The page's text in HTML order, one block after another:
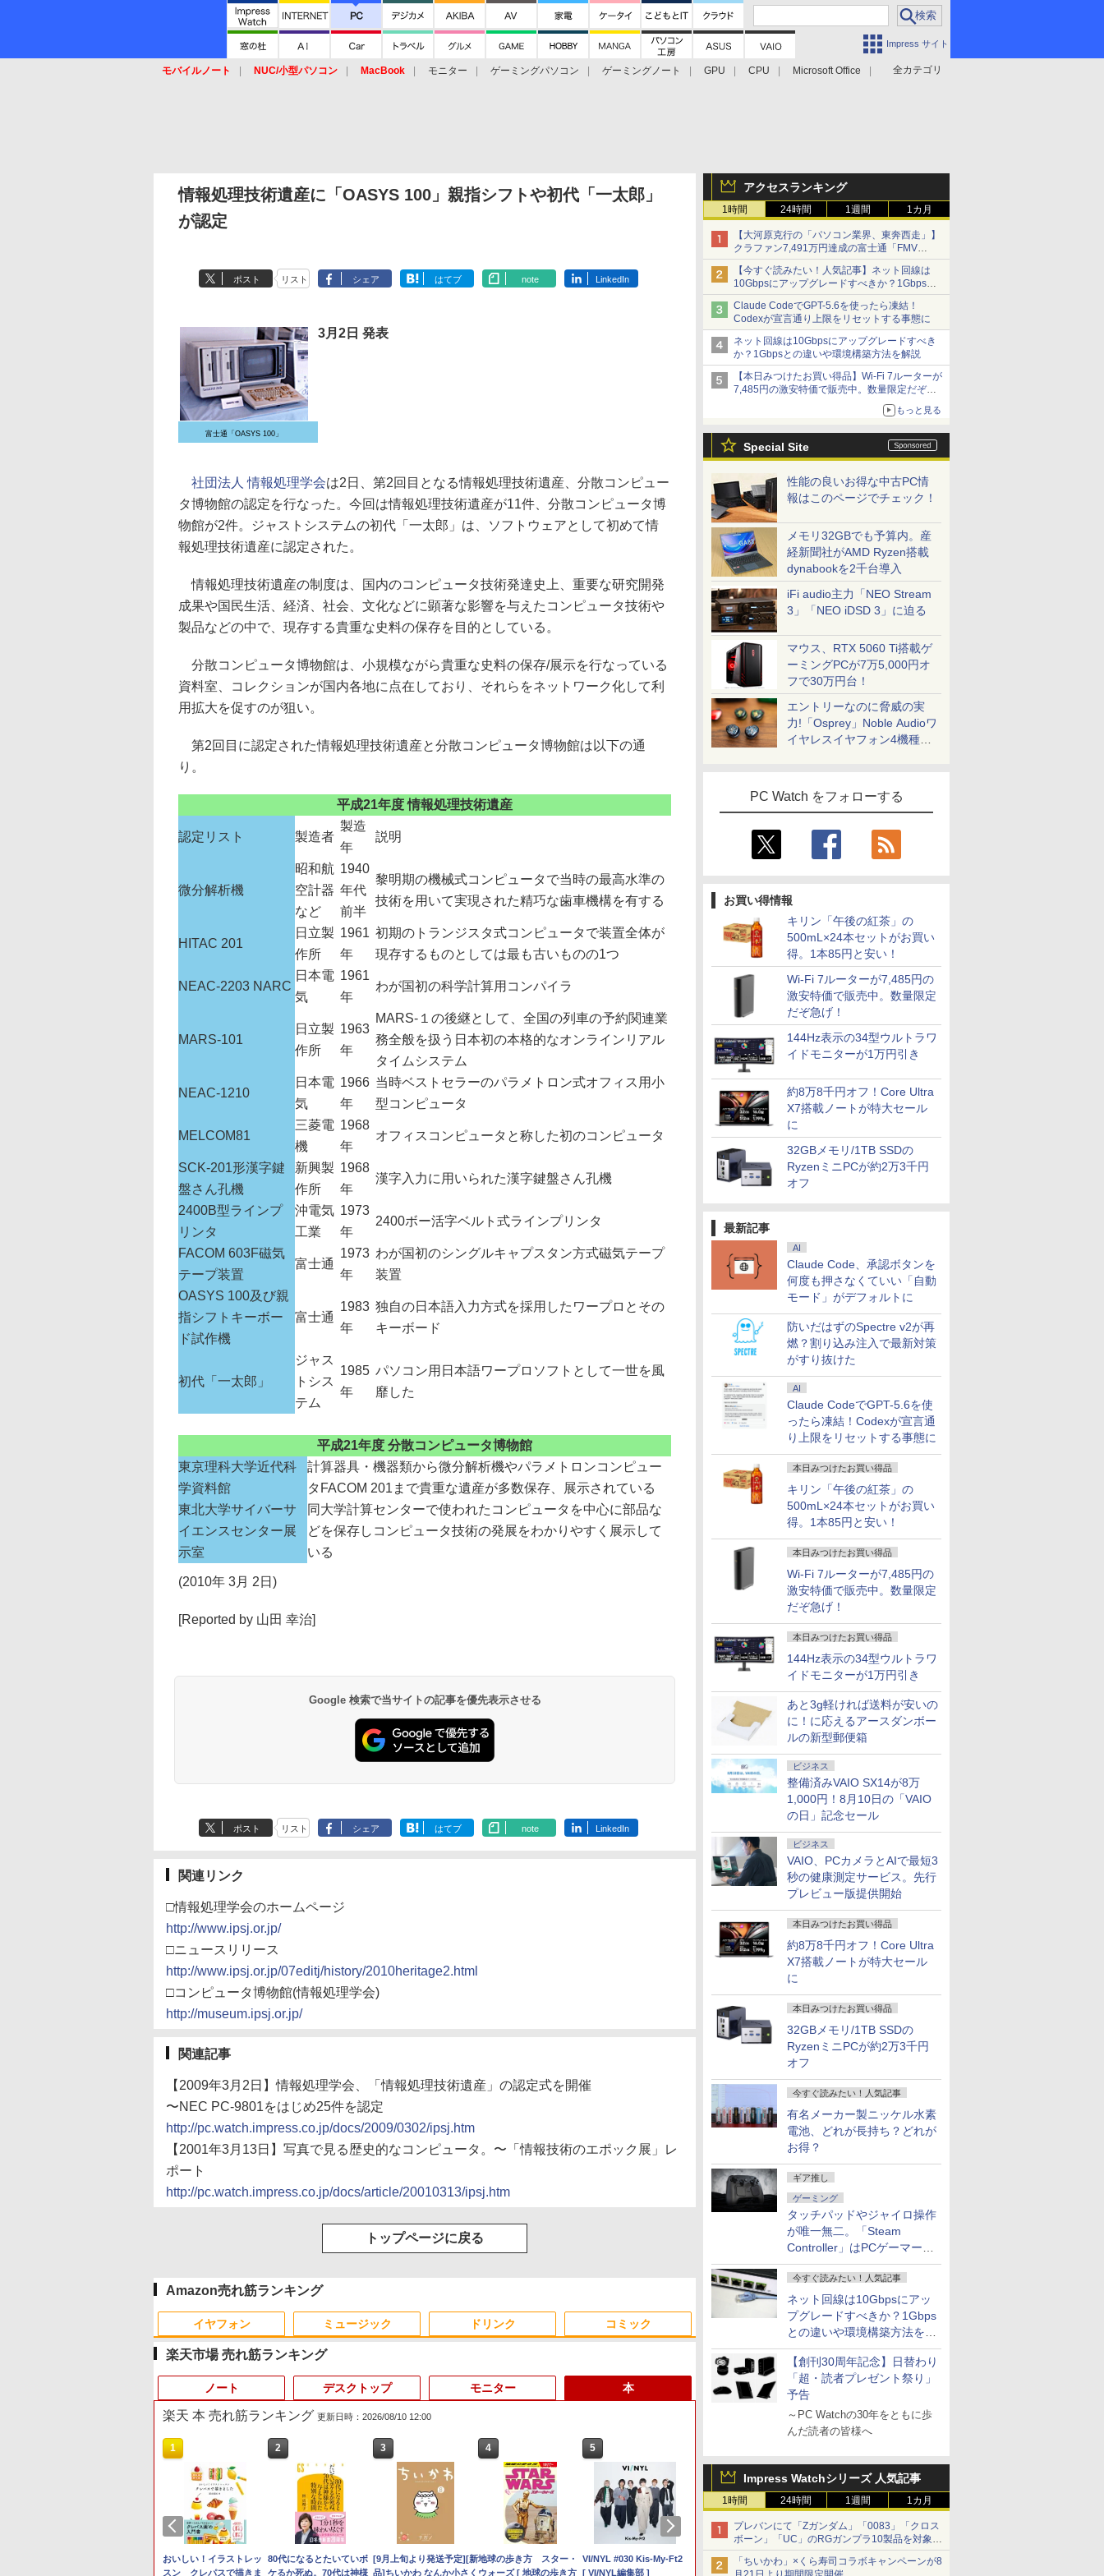
Impress サイト
全カテゴリ
モバイルノート NUC/小型パソコン MacBook モニター ゲーミングパソコン ゲーミングノート GPU CPU
Microsoft Office
アクセスランキング
1時間 24時間 1週間 1カ月
【大河原克行の「パソコン業界、東奔西走」】
クラファン7,491万円達成の富士通「FMV
Keyboard X」、極限の静音化を追求
【今すぐ読みたい！人気記事】ネット回線は
10Gbpsにアップグレードすべきか？1Gbpsと
の違いや環境構築方法を解説 - PC Watch
Claude CodeでGPT-5.6を使ったら凍結！
Codexが宣言通り上限をリセットする事態に
ネット回線は10Gbpsにアップグレードすべき
か？1Gbpsとの違いや環境構築方法を解説
【本日みつけたお買い得品】Wi-Fi 7ルーターが
7,485円の激安特価で販売中。数量限定だぞ急
もっと見る
Special Site
性能の良いお得な中古PC情
報はこのページでチェック！
メモリ32GBでも予算内。産
経新聞社がAMD Ryzen搭載
dynabookを2千台導入
iFi audio主力「NEO Stream
3」「NEO iDSD 3」に迫る
マウス、RTX 5060 Ti搭載ゲ
ーミングPCが7万5,000円オ
フで30万円台！
エントリーなのに脅威の実
力!「Osprey」Noble Audioワ
イヤレスイヤフォン4機種を
PC Watch をフォローする
お買い得情報
キリン「午後の紅茶」の
500mL×24本セットがお買い
得。1本85円と安い！
Wi-Fi 7ルーターが7,485円の
激安特価で販売中。数量限定
だぞ急げ！
144Hz表示の34型ウルトラワ
イドモニターが1万円引き
約8万8千円オフ！Core Ultra
X7搭載ノートが特大セール
に
32GBメモリ/1TB SSDの
RyzenミニPCが約2万3千円
オフ
最新記事
AI
Claude Code、承認ボタンを
何度も押さなくていい「自動
モード」がデフォルトに
防いだはずのSpectre v2が再
燃？割り込み注入で最新対策
がすり抜けた
AI
Claude CodeでGPT-5.6を使
ったら凍結！Codexが宣言通
り上限をリセットする事態に
本日みつけたお買い得品
キリン「午後の紅茶」の
500mL×24本セットがお買い
得。1本85円と安い！
本日みつけたお買い得品
Wi-Fi 7ルーターが7,485円の
激安特価で販売中。数量限定
だぞ急げ！
本日みつけたお買い得品
144Hz表示の34型ウルトラワ
イドモニターが1万円引き
あと3g軽ければ送料が安いの
に！に応えるアースダンボー
ルの新型郵便箱
ビジネス
整備済みVAIO SX14が8万
1,000円！8月10日の「VAIO
の日」記念セール
ビジネス
VAIO、PCカメラとAIで最短3
秒の健康測定サービス。先行
プレビュー版提供開始
本日みつけたお買い得品
約8万8千円オフ！Core Ultra
X7搭載ノートが特大セール
に
本日みつけたお買い得品
32GBメモリ/1TB SSDの
RyzenミニPCが約2万3千円
オフ
今すぐ読みたい！人気記事
有名メーカー製ニッケル水素
電池、どれが長持ち？どれが
お得？
ギア推し
ゲーミング
タッチパッドやジャイロ操作
が唯一無二。「Steam
Controller」はPCゲーマーの
最適解だ
今すぐ読みたい！人気記事
ネット回線は10Gbpsにアッ
プグレードすべきか？1Gbps
との違いや環境構築方法を解
説
【創刊30周年記念】日替わり
「超・読者プレゼント祭り」
予告
～PC Watchの30年をともに歩
んだ読者の皆様へ
Impress Watchシリーズ 人気記事
1時間 24時間 1週間 1カ月
プレバンにて「Zガンダム」「0083」「クロス
ボーン」「UC」のRGガンプラ10製品を対象に
した抽選販売が8月10日11時より実施！
「ちいかわ」×くら寿司コラボキャンペーンが8
情報処理技術遺産に「OASYS 100」親指シフトや初代「一太郎」
が認定
ポスト リスト シェア はてブ note LinkedIn
富士通「OASYS 100」
3月2日 発表
社団法人 情報処理学会は2日、第2回目となる情報処理技術遺産、分散コンピュー
タ博物館の認定を行なった。今回は情報処理技術遺産が11件、分散コンピュータ博
物館が2件。ジャストシステムの初代「一太郎」は、ソフトウェアとして初めて情
報処理技術遺産に認定された。
情報処理技術遺産の制度は、国内のコンピュータ技術発達史上、重要な研究開発
成果や国民生活、経済、社会、文化などに顕著な影響を与えたコンピュータ技術や
製品などの中で、現存する貴重な史料の保存を目的としている。
分散コンピュータ博物館は、小規模ながら貴重な史料の保存/展示を行なっている
資料室、コレクションが国内各地に点在しており、それらをネットワーク化して利
用拡大を促すのが狙い。
第2回目に認定された情報処理技術遺産と分散コンピュータ博物館は以下の通
り。
平成21年度 情報処理技術遺産
認定リスト 製造者
製造
年
説明
微分解析機
昭和航
空計器
など
1940
年代
前半
黎明期の機械式コンピュータで当時の最高水準の
技術を用いて実現された精巧な歯車機構を有する
HITAC 201
日立製
作所
1961
年
初期のトランジスタ式コンピュータで装置全体が
現存するものとしては最も古いものの1つ
NEAC-2203 NARC
日本電
気
1961
年
わが国初の科学計算用コンパイラ
MARS-101
日立製
作所
1963
年
MARS-１の後継として、全国の列車の予約関連業
務全般を扱う日本初の本格的なオンラインリアル
タイムシステム
NEAC-1210
日本電
気
1966
年
当時ベストセラーのパラメトロン式オフィス用小
型コンピュータ
MELCOM81
三菱電
機
1968
年
オフィスコンピュータと称した初のコンピュータ
SCK-201形漢字鍵
盤さん孔機
新興製
作所
1968
年
漢字入力に用いられた漢字鍵盤さん孔機
2400B型ラインプ
リンタ
沖電気
工業
1973
年
2400ボー活字ベルト式ラインプリンタ
FACOM 603F磁気
テープ装置
富士通
1973
年
わが国初のシングルキャプスタン方式磁気テープ
装置
OASYS 100及び親
指シフトキーボー
ド試作機
富士通
1983
年
独自の日本語入力方式を採用したワープロとその
キーボード
初代「一太郎」
ジャス
トシス
テム
1985
年
パソコン用日本語ワープロソフトとして一世を風
靡した
平成21年度 分散コンピュータ博物館
東京理科大学近代科
学資料館
計算器具・機器類から微分解析機やパラメトロンコンピュー
タFACOM 201まで貴重な遺産が多数保存、展示されている
東北大学サイバーサ
イエンスセンター展
示室
同大学計算センターで使われたコンピュータを中心に部品な
どを保存しコンピュータ技術の発展をわかりやすく展示して
いる
(2010年 3月 2日)
[Reported by 山田 幸治]
Google 検索で当サイトの記事を優先表示させる
ポスト リスト シェア はてブ note LinkedIn
関連リンク
□情報処理学会のホームページ
http://www.ipsj.or.jp/
□ニュースリリース
http://www.ipsj.or.jp/07editj/history/2010heritage2.html
□コンピュータ博物館(情報処理学会)
http://museum.ipsj.or.jp/
関連記事
【2009年3月2日】情報処理学会、「情報処理技術遺産」の認定式を開催
〜NEC PC-9801をはじめ25件を認定
http://pc.watch.impress.co.jp/docs/2009/0302/ipsj.htm
【2001年3月13日】写真で見る歴史的なコンピュータ。〜「情報技術のエポック展」レ
ポート
http://pc.watch.impress.co.jp/docs/article/20010313/ipsj.htm
トップページに戻る
Amazon売れ筋ランキング
イヤフォン
Anker Soundcore P40i
オフホワイト
￥7,990
Anker Soundcore P31i
ブラック
￥5,990
Anker Soundcore
Liberty 5 ミッドナイト
￥14,990
【2026年アップグレー
ド版】AOKIMI ワイヤ
レスイヤホン
bluetooth イヤホン
V12 小型軽量 ブルート
ゥースHi-Fi 最大36時間
再生 ぶるーとゅーす コ
￥1,964
Xiaomi シャオミ REDMI
Buds 8 Lite ワイヤレス
イヤホン Bluetooth 5.4
ノイズキャンセリング
ANC 36時間再生
ミュージック
BRUCE WAYNE feat.
Flo Milli, ATL Jacob
[Explicit]
￥250
BRUCE WAYNE feat.
Flo Milli, ATL Jacob
[Explicit]
On My Road (Stadium
見知らぬ糸
On My Road (Stadium
ver.)
￥250
ドリンク
by Amazon 天然水 ラ
ベルレス 500ml ×24本
富士山の天然水 バナジ
ウム含有 水 ミネラルウ
ォーター ペットボトル
静岡県産 500ミリリッ
トル (Smart Basic)
￥1,380
【Amazon.co.jp限定】
い・ろ・は・す 2L PET
ラベルレス ×8本
￥1,112
by Amazon 天然水ラベ
ルレス 2L×9本
【Amazon.co.jp限定】
伊藤園 磨かれて、澄み
きった日本の水 2L 8本
ラベルレス [ ケース ] [
水 ] [ ペットボトル ] [
箱買い ] [ ストック ] [
水分補給 ]
by Amazon 炭酸水 ラベ
ルレス 500ml ×24本 強炭
酸水 ペットボトル 500ミ
リリットル (Smart
Basic)
コミック
薬屋のひとりごと 17巻
(デジタル版ビッグガン
ガンコミックス)
￥770
ONE PIECE モノクロ版
115 (ジャンプコミック
スDIGITAL)
異世界居酒屋「のぶ」
(22) (角川コミックス・
HUNTER×HUNTER モ
ノクロ版 39 (ジャンプ
コミックスDIGITAL)
スーパーの裏でヤニ吸う
ふたり 9巻 (デジタル版ビ
ッグガンガンコミックス)
楽天市場 売れ筋ランキング
ノート
1
超得5,000円OFF&P10倍
｜高性能Core i5第10世代
2
MS Office 2024 H&B 搭
載｜Microsoft Surface
3
【★最大100%ポイント】
【新生活応援・2026】
4
中古ノートパソコン
Lenovo ThinkPad T14
5
【6,000円クーポンOFF】
ノートパソコン 15.6イン
「新入荷」ノートパソコ
ン ThinkPad L13
【本日10倍＋3倍】ノート
パソコン パナソニック レ
【期間限定P15倍+最大
デスクトップ
1
中古パソコン 一体型 富士
通 ESPRIMO FH52/S
2
【★最大100%ポイント】
おまかせ 中古パソコン
3
【中古】NEC◆デスクト
ップパソコン LAVIE
4
【Windows11】 【超小
型】 DELL OptiPlex
5
中古パソコン 一体型 富士
通 ESPRIMO WF1/B1
【4,000円クーポンOFF】
ミニPC minipc 8GBメモ
【期間限定P15倍+最大
10%OFFクーポン】 【3
【期間限定P15倍+最大
モニター
1
【エントリーで最大全額
ポイント還元｜8/11ま
2
Philips｜フィリップス 液
晶ディスプレイ(23.8
3
フィリップス（ディスプ
レイ） 221S9A/11 [21.5型
4
【IPSパネル/フレームレ
ス】 液晶モニター 27イ
5
ゲーミングモニター 24.5
インチ 200Hz / 165Hz /
Pixio ゲーミングモニター
24インチ ホワイト
ASUS エイスース 液晶
ディスプレイ Eye Care [
LG 32MR50C-B 31.5イン
本
楽天 本 売れ筋ランキング 更新日時：2026/08/10 12:00
1
おいしい！イラストレッ
スン クレパスで描きま
2
80代になるとたいていボ
ケるか死ぬ。70代は神様
3
[9月上旬より発送予定][新
品]ちいかわ なんか小さく
4
地球の歩き方 スター・
ウォーズ [ 地球の歩き方
5
VI/NYL #030 Kis-My-Ft2
[ VI/NYL編集部 ]
実写映画『ブルーロッ
ク』公式PHOTO
公式TOEIC Listening &
Reading 問題集 12 [ ETS
異世界居酒屋「のぶ」